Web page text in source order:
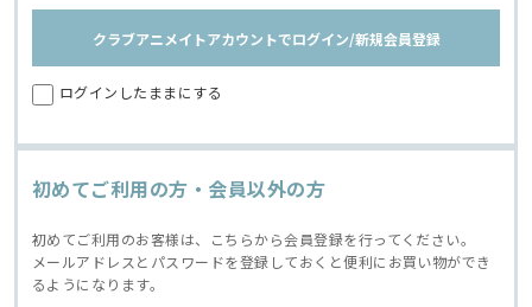
クラブアニメイトアカウントでログイン/新規会員登録
ログインしたままにする
初めてご利用の方・会員以外の方
初めてご利用のお客様は、こちらから会員登録を行ってください。
メールアドレスとパスワードを登録しておくと便利にお買い物ができ
るようになります。